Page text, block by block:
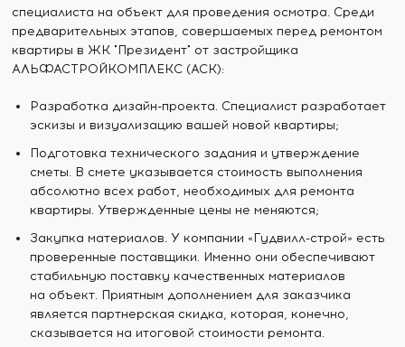
специалиста на объект для проведения осмотра. Среди
предварительных этапов, совершаемых перед ремонтом
квартиры в ЖК "Президент" от застройщика
АЛЬФАСТРОЙКОМПЛЕКС (АСК):
Разработка дизайн-проекта. Специалист разработает
эскизы и визуализацию вашей новой квартиры;
Подготовка технического задания и утверждение
сметы. В смете указывается стоимость выполнения
абсолютно всех работ, необходимых для ремонта
квартиры. Утвержденные цены не меняются;
Закупка материалов. У компании «Гудвилл-строй» есть
проверенные поставщики. Именно они обеспечивают
стабильную поставку качественных материалов
на объект. Приятным дополнением для заказчика
является партнерская скидка, которая, конечно,
сказывается на итоговой стоимости ремонта.